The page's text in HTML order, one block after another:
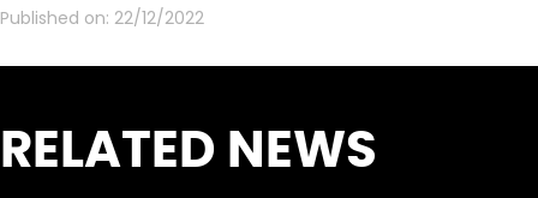
Published on: 22/12/2022
RELATED NEWS